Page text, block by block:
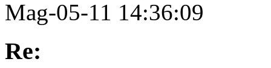
Mag-05-11 14:36:09
Re: